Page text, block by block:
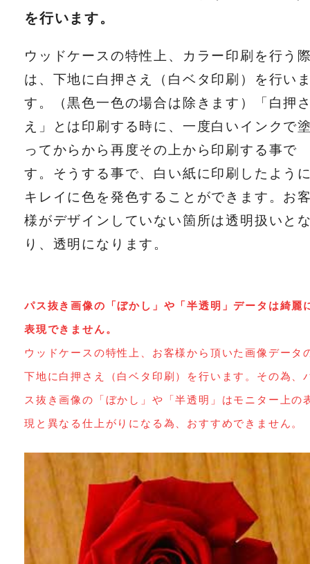
を行います。
ウッドケースの特性上、カラー印刷を行う
は、下地に白押さえ（白ベタ印刷）を行い
す。（黒色一色の場合は除きます）「白押
え」とは印刷する時に、一度白いインクで
ってからから再度その上から印刷する事で
す。そうする事で、白い紙に印刷したよう
キレイに色を発色することができます。お
様がデザインしていない箇所は透明扱いと
り、透明になります。
パス抜き画像の「ぼかし」や「半透明」データは綺麗
表現できません。
ウッドケースの特性上、お客様から頂いた画像データ
下地に白押さえ（白ベタ印刷）を行います。その為、
ス抜き画像の「ぼかし」や「半透明」はモニター上の
現と異なる仕上がりになる為、おすすめできません。